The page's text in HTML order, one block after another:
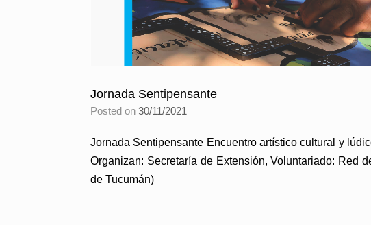
Jornada Sentipensante
Posted on 30/11/2021
Jornada Sentipensante Encuentro artístico cultural y
Organizan: Secretaría de Extensión, Voluntariado: Red
de Tucumán)